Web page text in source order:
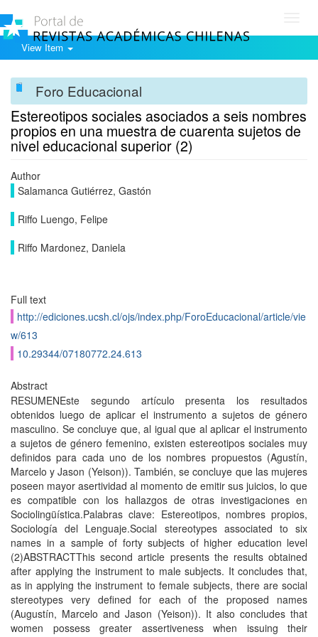
View Item
Foro Educacional
Estereotipos sociales asociados a seis nombres
propios en una muestra de cuarenta sujetos de
nivel educacional superior (2)
Author
Salamanca Gutiérrez, Gastón
Riffo Luengo, Felipe
Riffo Mardonez, Daniela
Full text
http://ediciones.ucsh.cl/ojs/index.php/ForoEducacional/article/vie
w/613
10.29344/07180772.24.613
Abstract
RESUMENEste segundo artí­culo presenta los resultados
obtenidos luego de aplicar el instrumento a sujetos de género
masculino. Se concluye que, al igual que al aplicar el instrumento
a sujetos de género femenino, existen estereotipos sociales muy
definidos para cada uno de los nombres propuestos (Agustí­n,
Marcelo y Jason (Yeison)). También, se concluye que las mujeres
poseen mayor asertividad al momento de emitir sus juicios, lo que
es compatible con los hallazgos de otras investigaciones en
Sociolingüística.Palabras clave: Estereotipos, nombres propios,
Sociologí­a del Lenguaje.Social stereotypes associated to six
names in a sample of forty subjects of higher education level
(2)ABSTRACTThis second article presents the results obtained
after applying the instrument to male subjects. It concludes that,
as in applying the instrument to female subjects, there are social
stereotypes very defined for each of the proposed names
(Augustí­n, Marcelo and Jason (Yeison)). It also concludes that
women possess greater assertiveness when issuing their